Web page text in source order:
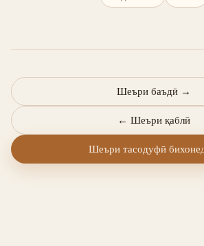
← Шеъри қаблӣ
Шеъри баъдӣ →
Шеъри тасодуфӣ